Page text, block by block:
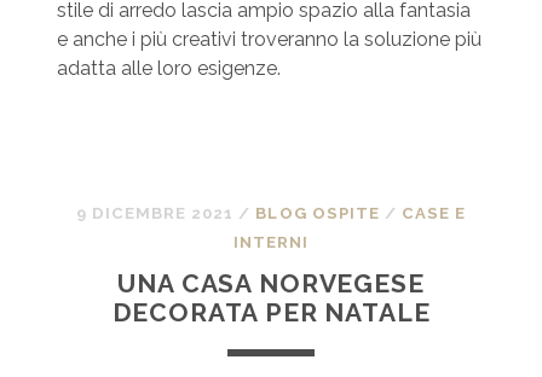
stile di arredo lascia ampio spazio alla fantasia
e anche i più creativi troveranno la soluzione più
adatta alle loro esigenze.
9 DICEMBRE 2021 / BLOG OSPITE / CASE E
INTERNI
UNA CASA NORVEGESE
DECORATA PER NATALE